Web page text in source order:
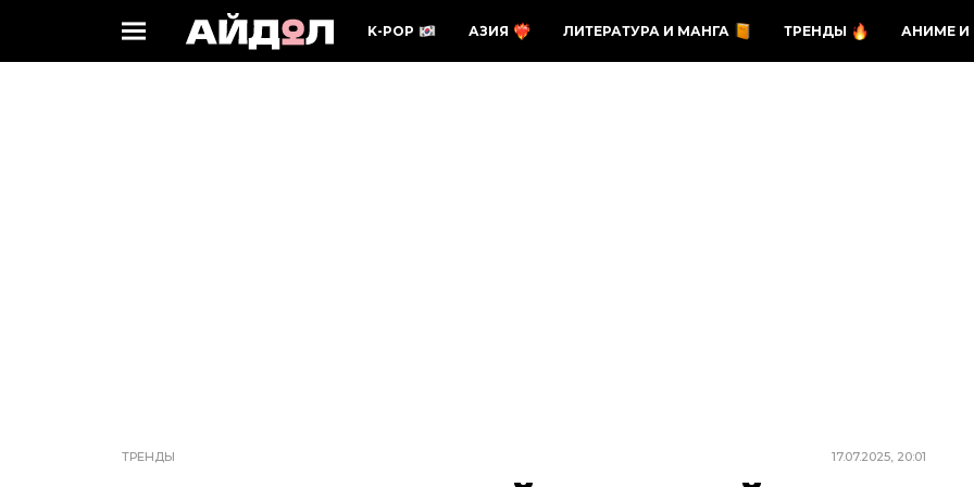
K-POP АЗИЯ ЛИТЕРАТУРА И МАНГА ТРЕНДЫ АНИМЕ И
ТРЕНДЫ 17.07.2025, 20:01